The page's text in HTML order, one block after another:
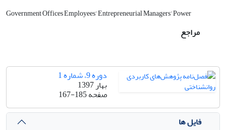
Government Offices Employees’ Entrepreneurial Managers’ Power
مراجع
دوره 9، شماره 1
بهار 1397
صفحه167-185
فایل ها